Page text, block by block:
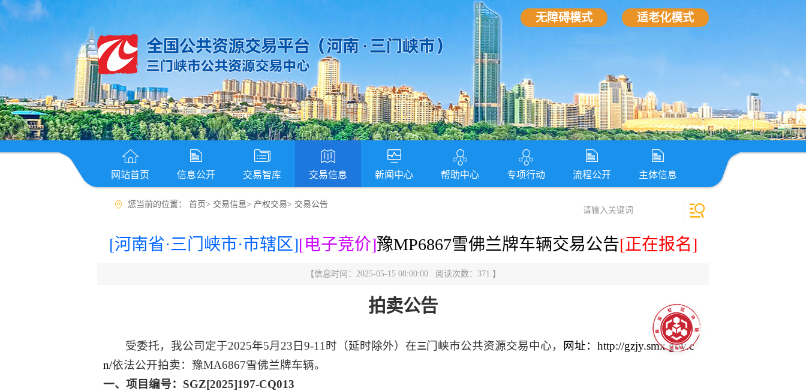
无障碍模式 适老化模式
网站首页 信息公开 交易智库 交易信息 新闻中心 帮助中心 专项行动 流程公开 主体信息
您当前的位置： 首页> 交易信息> 产权交易> 交易公告
[河南省·三门峡市·市辖区][电子竞价]豫MP6867雪佛兰牌车辆交易公告[正在报名]
【信息时间：2025-05-15 08:00:00 阅读次数： 371 】
拍卖公告
受委托，我公司定于2025年5月23日9-11时 （延时除外）在三门峡市公共资源交易中心， 网址：http://gzjy.smx.gov.c
n/依法公开拍卖：豫MA6867雪佛兰牌车辆。
一、 项目编号： SGZ[2025]197-CQ013